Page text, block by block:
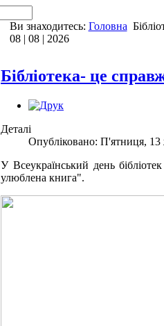
Ви знаходитесь: Головна
08 | 08 | 2026
Бібліотека- це
Деталі
Опубліковано: П'ятниця, 13
У Всеукраїнський день
улюблена книга".